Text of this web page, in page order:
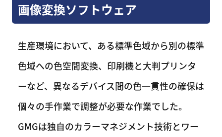
画像変換ソフトウェア
生産環境において、ある標準色域から別の標準
色域への色空間変換、印刷機と大判プリンタ
ーなど、異なるデバイス間の色一貫性の確保は
個々の手作業で調整が必要な作業でした。
GMGは独自のカラーマネジメント技術とワー